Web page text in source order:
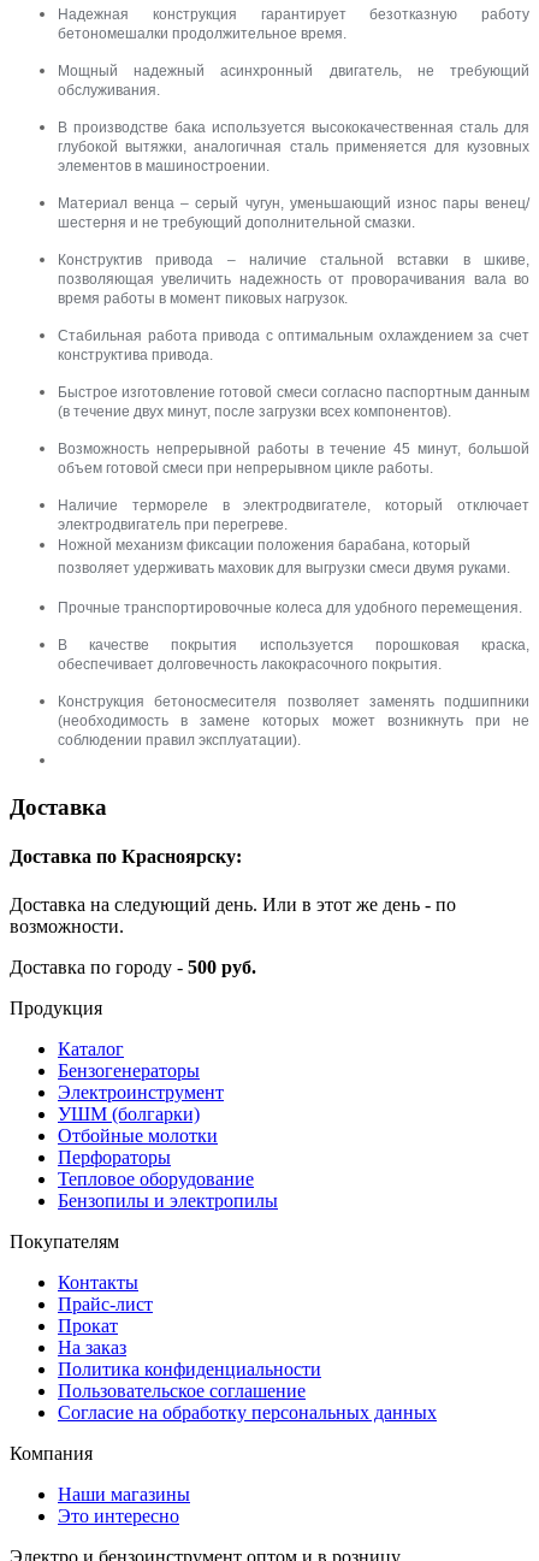
Надежная конструкция гарантирует безотказную работу
бетономешалки продолжительное время.
Мощный надежный асинхронный двигатель, не требующий
обслуживания.
В производстве бака используется высококачественная сталь для
глубокой вытяжки, аналогичная сталь применяется для кузовных
элементов в машиностроении.
Материал венца – серый чугун, уменьшающий износ пары венец/
шестерня и не требующий дополнительной смазки.
Конструктив привода – наличие стальной вставки в шкиве,
позволяющая увеличить надежность от проворачивания вала во
время работы в момент пиковых нагрузок.
Стабильная работа привода с оптимальным охлаждением за счет
конструктива привода.
Быстрое изготовление готовой смеси согласно паспортным данным
(в течение двух минут, после загрузки всех компонентов).
Возможность непрерывной работы в течение 45 минут, большой
объем готовой смеси при непрерывном цикле работы.
Наличие термореле в электродвигателе, который отключает
электродвигатель при перегреве.
Ножной механизм фиксации положения барабана, который
позволяет удерживать маховик для выгрузки смеси двумя руками.
Прочные транспортировочные колеса для удобного перемещения.
В качестве покрытия используется порошковая краска,
обеспечивает долговечность лакокрасочного покрытия.
Конструкция бетоносмесителя позволяет заменять подшипники
(необходимость в замене которых может возникнуть при не
соблюдении правил эксплуатации).
Доставка
Доставка по Красноярску:
Доставка на следующий день. Или в этот же день - по
возможности.
Доставка по городу - 500 руб.
Продукция
Каталог
Бензогенераторы
Электроинструмент
УШМ (болгарки)
Отбойные молотки
Перфораторы
Тепловое оборудование
Бензопилы и электропилы
Покупателям
Контакты
Прайс-лист
Прокат
На заказ
Политика конфиденциальности
Пользовательское соглашение
Согласие на обработку персональных данных
Компания
Наши магазины
Это интересно
Электро и бензоинструмент оптом и в розницу